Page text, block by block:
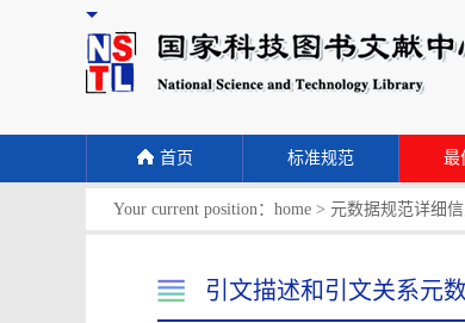
首页 标准规范 最
Your current position： home > 元数据规范详细
引文描述和引文关系元